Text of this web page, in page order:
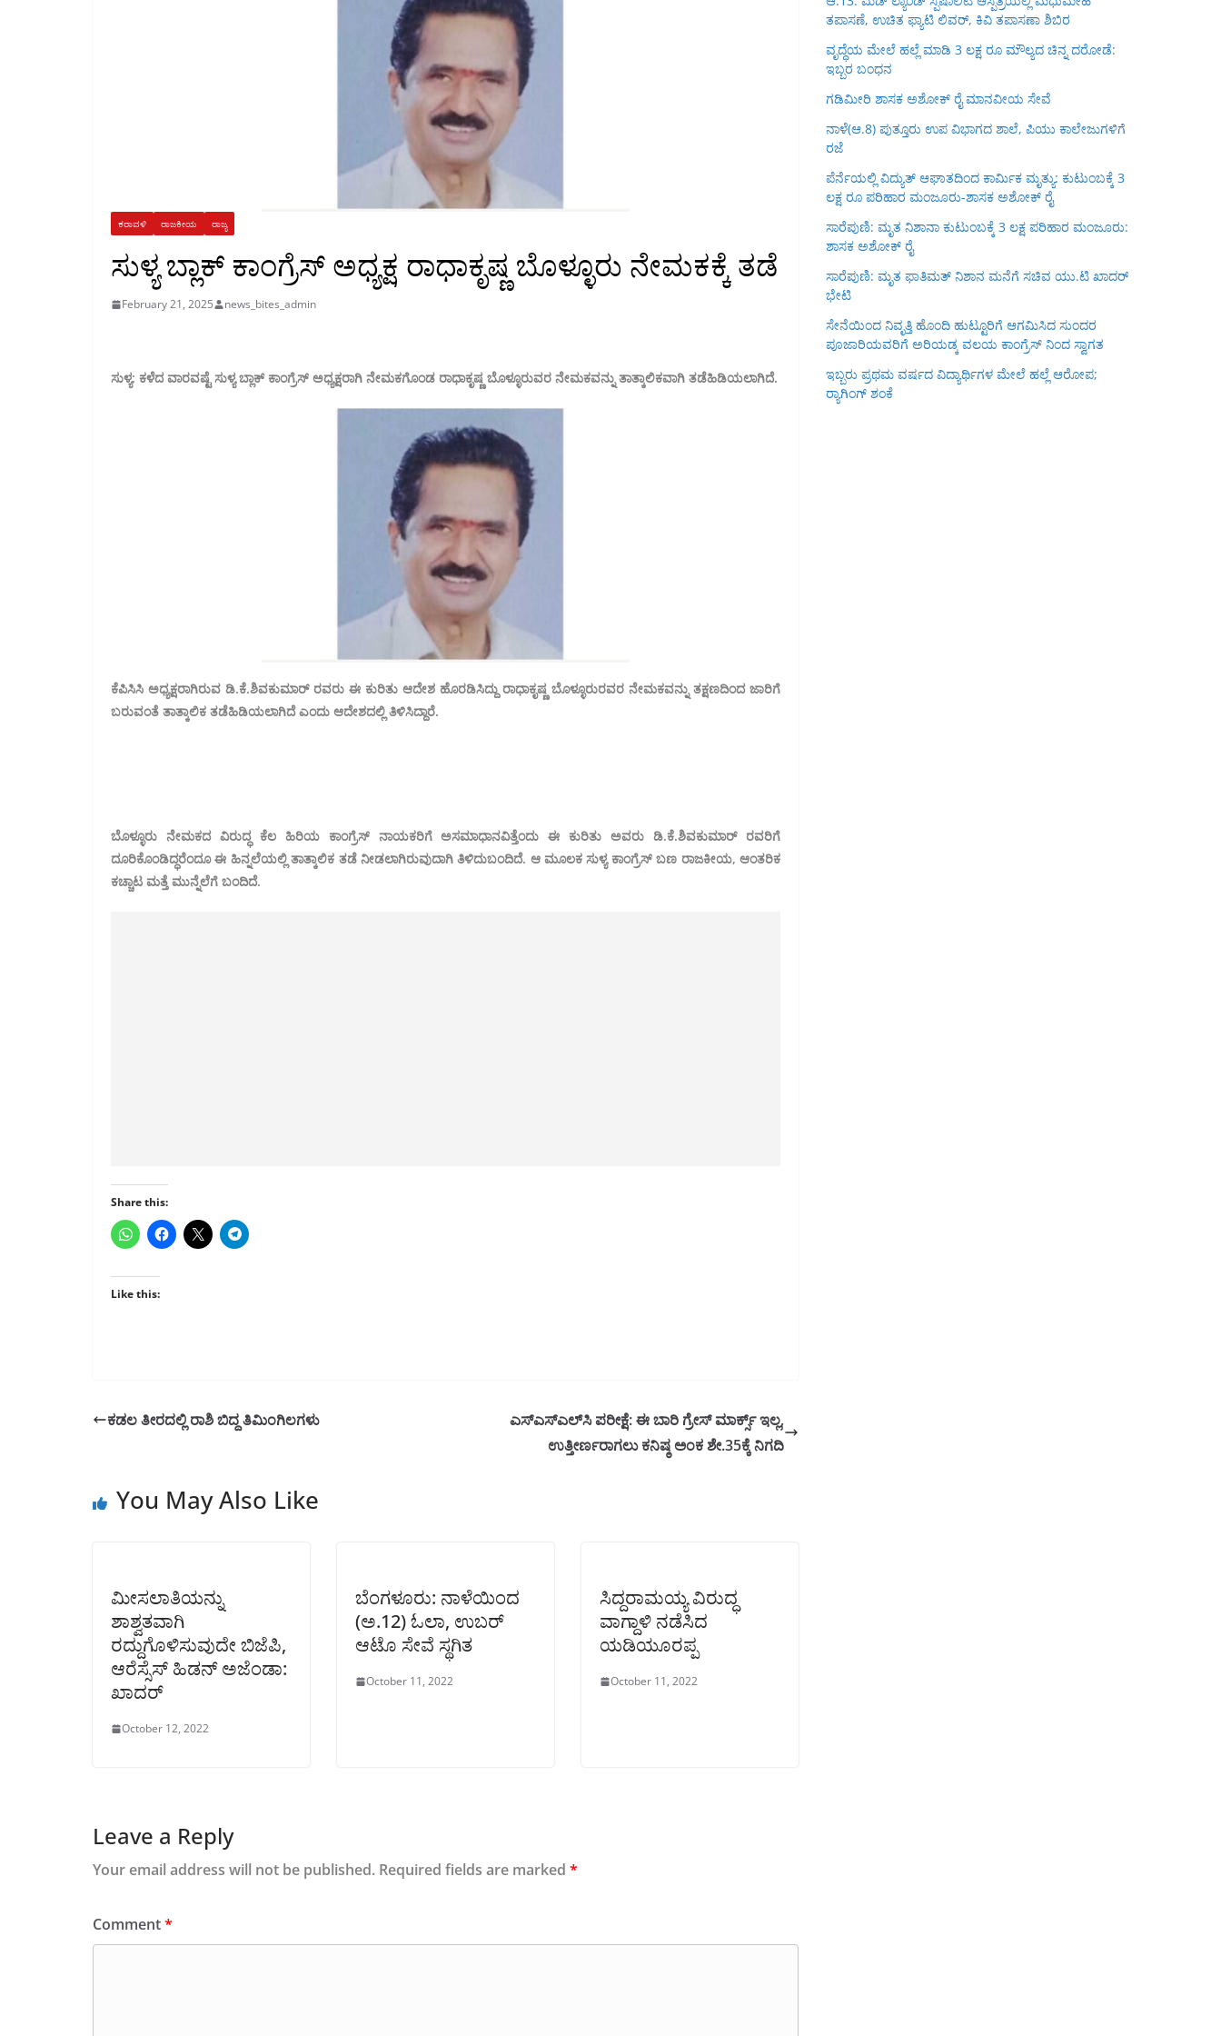
ಕರಾವಳಿ ರಾಜಕೀಯ ರಾಜ್ಯ
ಸುಳ್ಯ ಬ್ಲಾಕ್ ಕಾಂಗ್ರೆಸ್ ಅಧ್ಯಕ್ಷ ರಾಧಾಕೃಷ್ಣ ಬೊಳ್ಳೂರು ನೇಮಕಕ್ಕೆ ತಡೆ
February 21, 2025 news_bites_admin
ಸುಳ್ಯ: ಕಳೆದ ವಾರವಷ್ಟೆ ಸುಳ್ಯ ಬ್ಲಾಕ್ ಕಾಂಗ್ರೆಸ್ ಅಧ್ಯಕ್ಷರಾಗಿ ನೇಮಕಗೊಂಡ ರಾಧಾಕೃಷ್ಣ ಬೊಳ್ಳೂರುವರ ನೇಮಕವನ್ನು ತಾತ್ಕಾಲಿಕವಾಗಿ ತಡೆಹಿಡಿಯಲಾಗಿದೆ.
ಕೆಪಿಸಿಸಿ ಅಧ್ಯಕ್ಷರಾಗಿರುವ ಡಿ.ಕೆ.ಶಿವಕುಮಾರ್ ರವರು ಈ ಕುರಿತು ಆದೇಶ ಹೊರಡಿಸಿದ್ದು ರಾಧಾಕೃಷ್ಣ ಬೊಳ್ಳೂರುರವರ ನೇಮಕವನ್ನು ತಕ್ಷಣದಿಂದ ಜಾರಿಗೆ
ಬರುವಂತೆ ತಾತ್ಕಾಲಿಕ ತಡೆಹಿಡಿಯಲಾಗಿದೆ ಎಂದು ಆದೇಶದಲ್ಲಿ ತಿಳಿಸಿದ್ದಾರೆ.
ಬೊಳ್ಳೂರು ನೇಮಕದ ವಿರುದ್ಧ ಕೆಲ ಹಿರಿಯ ಕಾಂಗ್ರೆಸ್ ನಾಯಕರಿಗೆ ಅಸಮಾಧಾನವಿತ್ತೆಂದು ಈ ಕುರಿತು ಅವರು ಡಿ.ಕೆ.ಶಿವಕುಮಾರ್ ರವರಿಗೆ
ದೂರಿಕೊಂಡಿದ್ಧರೆಂದೂ ಈ ಹಿನ್ನಲೆಯಲ್ಲಿ ತಾತ್ಕಾಲಿಕ ತಡೆ ನೀಡಲಾಗಿರುವುದಾಗಿ ತಿಳಿದುಬಂದಿದೆ. ಆ ಮೂಲಕ ಸುಳ್ಯ ಕಾಂಗ್ರೆಸ್ ಬಣ ರಾಜಕೀಯ, ಆಂತರಿಕ
ಕಚ್ಚಾಟ ಮತ್ತೆ ಮುನ್ನೆಲೆಗೆ ಬಂದಿದೆ.
Share this:
Like this:
ಕಡಲ ತೀರದಲ್ಲಿ ರಾಶಿ ಬಿದ್ದ ತಿಮಿಂಗಿಲಗಳು
ಎಸ್‌ಎಸ್‌ಎಲ್‌ಸಿ ಪರೀಕ್ಷೆ: ಈ ಬಾರಿ ಗ್ರೇಸ್ ಮಾರ್ಕ್ಸ್ ಇಲ್ಲ,
ಉತ್ತೀರ್ಣರಾಗಲು ಕನಿಷ್ಠ ಅಂಕ ಶೇ.35ಕ್ಕೆ ನಿಗದಿ
You May Also Like
ಮೀಸಲಾತಿಯನ್ನು
ಶಾಶ್ವತವಾಗಿ
ರದ್ದುಗೊಳಿಸುವುದೇ ಬಿಜೆಪಿ,
ಆರೆಸ್ಸೆಸ್ ಹಿಡನ್ ಅಜೆಂಡಾ:
ಖಾದರ್
October 12, 2022
ಬೆಂಗಳೂರು: ನಾಳೆಯಿಂದ
(ಅ.12) ಓಲಾ, ಉಬರ್
ಆಟೊ ಸೇವೆ ಸ್ಥಗಿತ
October 11, 2022
ಸಿದ್ದರಾಮಯ್ಯ ವಿರುದ್ಧ
ವಾಗ್ದಾಳಿ ನಡೆಸಿದ
ಯಡಿಯೂರಪ್ಪ
October 11, 2022
Leave a Reply
Your email address will not be published. Required fields are marked *
Comment*
ತಪಾಸಣೆ, ಉಚಿತ ಫ್ಯಾಟಿ ಲಿವರ್, ಕಿವಿ ತಪಾಸಣಾ ಶಿಬಿರ
ವೃದ್ಧೆಯ ಮೇಲೆ ಹಲ್ಲೆ ಮಾಡಿ 3 ಲಕ್ಷ ರೂ ಮೌಲ್ಯದ ಚಿನ್ನ ದರೋಡೆ:
ಇಬ್ಬರ ಬಂಧನ
ಗಡಿಮೀರಿ ಶಾಸಕ ಅಶೋಕ್ ರೈ ಮಾನವೀಯ ಸೇವೆ
ನಾಳೆ(ಆ.8) ಪುತ್ತೂರು ಉಪ ವಿಭಾಗದ ಶಾಲೆ, ಪಿಯು ಕಾಲೇಜುಗಳಿಗೆ
ರಜೆ
ಪೆರ್ನೆಯಲ್ಲಿ ವಿದ್ಯುತ್ ಆಘಾತದಿಂದ ಕಾರ್ಮಿಕ ಮೃತ್ಯು: ಕುಟುಂಬಕ್ಕೆ 3
ಲಕ್ಷ ರೂ ಪರಿಹಾರ ಮಂಜೂರು-ಶಾಸಕ ಅಶೋಕ್ ರೈ
ಸಾರೆಪುಣಿ: ಮೃತ ನಿಶಾನಾ ಕುಟುಂಬಕ್ಕೆ 3 ಲಕ್ಷ ಪರಿಹಾರ ಮಂಜೂರು:
ಶಾಸಕ ಅಶೋಕ್ ರೈ
ಸಾರೆಪುಣಿ: ಮೃತ ಫಾತಿಮತ್ ನಿಶಾನ ಮನೆಗೆ ಸಚಿವ ಯು.ಟಿ ಖಾದರ್
ಭೇಟಿ
ಸೇನೆಯಿಂದ ನಿವೃತ್ತಿ ಹೊಂದಿ ಹುಟ್ಟೂರಿಗೆ ಆಗಮಿಸಿದ ಸುಂದರ
ಪೂಜಾರಿಯವರಿಗೆ ಅರಿಯಡ್ಕ ವಲಯ ಕಾಂಗ್ರೆಸ್ ನಿಂದ ಸ್ವಾಗತ
ಇಬ್ಬರು ಪ್ರಥಮ ವರ್ಷದ ವಿದ್ಯಾರ್ಥಿಗಳ ಮೇಲೆ ಹಲ್ಲೆ ಆರೋಪ;
ರ‍್ಯಾಗಿಂಗ್ ಶಂಕೆ